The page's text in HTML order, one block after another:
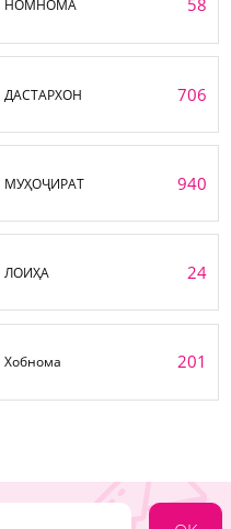
НОМНОМА 58
ДАСТАРХОН 706
МУҲОҶИРАТ 940
ЛОИҲА 24
Хобнома 201